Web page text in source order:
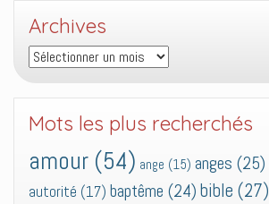
Archives
Archives
Mots les plus recherchés
amour (54) ange (15) anges (25)
autorité (17) baptême (24) bible (27)